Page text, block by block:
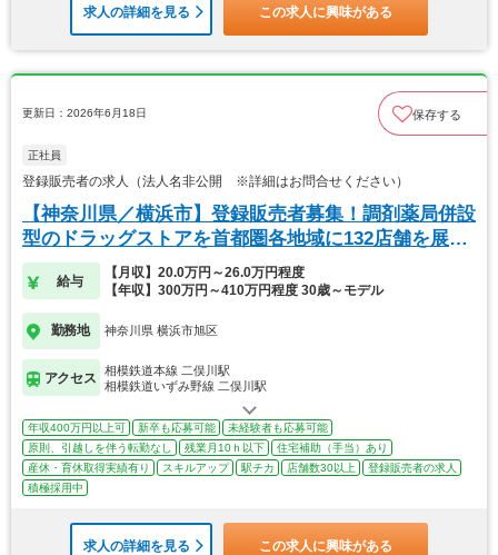
求人の詳細を見る この求人に興味がある
更新日：2026年6月18日 保存する
正社員
登録販売者の求人（法人名非公開 ※詳細はお問合せください）
【神奈川県／横浜市】登録販売者募集！調剤薬局併設
型のドラッグストアを首都圏各地域に132店舗を展
開！
給与
【月収】20.0万円～26.0万円程度
【年収】300万円～410万円程度 30歳～モデル
勤務地 神奈川県 横浜市旭区
アクセス
相模鉄道本線 二俣川駅
相模鉄道いずみ野線 二俣川駅
年収400万円以上可 新卒も応募可能
未経験者も応募可能
原則、引越しを伴う転勤なし
残業月10ｈ以下
住宅補助（手当）あり
産休・育休取得実績有り
スキルアップ 駅チカ 店舗数30以上
登録販売者の求人
積極採用中
求人の詳細を見る この求人に興味がある